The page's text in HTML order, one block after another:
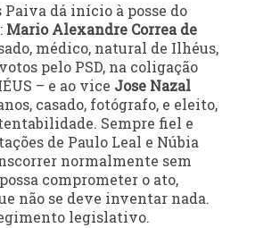
dá início à posse do
Mario Alexandre Correa de
médico, natural de Ilhéus,
pelo PSD, na coligação
– e ao vice Jose Nazal
casado, fotógrafo, e eleito,
Sempre fiel e
de Paulo Leal e Núbia
normalmente sem
comprometer o ato,
não se deve inventar nada.
legislativo.